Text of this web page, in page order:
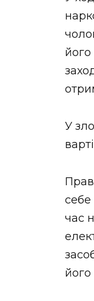
У
себе
час
його